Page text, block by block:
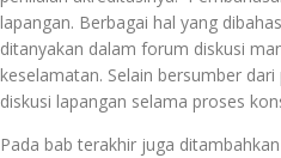
lapangan. Berbagai hal yang
ditanyakan dalam forum diskusi
keselamatan. Selain bersumber
diskusi lapangan selama proses
Pada bab terakhir juga